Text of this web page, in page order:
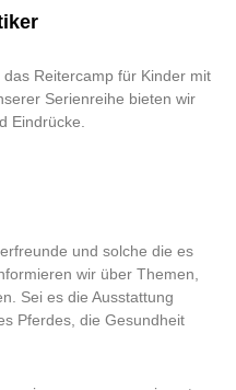
Reitercamp für Kinder mit
Serienreihe bieten wir
Eindrücke.
und solche die es
wir über Themen,
Sei es die Ausstattung
Pferdes, die Gesundheit